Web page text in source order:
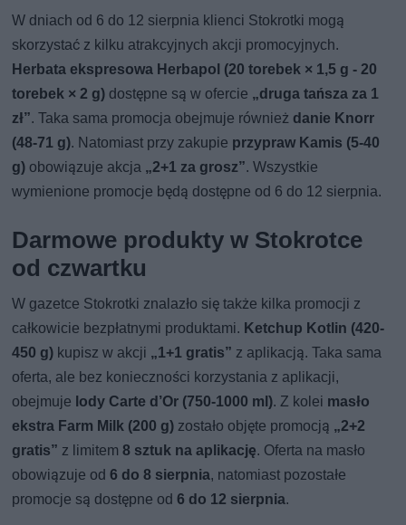
W dniach od 6 do 12 sierpnia klienci Stokrotki mogą
skorzystać z kilku atrakcyjnych akcji promocyjnych.
Herbata ekspresowa Herbapol (20 torebek × 1,5 g - 20
torebek × 2 g) dostępne są w ofercie „druga tańsza za 1
zł”. Taka sama promocja obejmuje również danie Knorr
(48-71 g). Natomiast przy zakupie przypraw Kamis (5-40
g) obowiązuje akcja „2+1 za grosz”. Wszystkie
wymienione promocje będą dostępne od 6 do 12 sierpnia.
Darmowe produkty w Stokrotce
od czwartku
W gazetce Stokrotki znalazło się także kilka promocji z
całkowicie bezpłatnymi produktami. Ketchup Kotlin (420-
450 g) kupisz w akcji „1+1 gratis” z aplikacją. Taka sama
oferta, ale bez konieczności korzystania z aplikacji,
obejmuje lody Carte d’Or (750-1000 ml). Z kolei masło
ekstra Farm Milk (200 g) zostało objęte promocją „2+2
gratis” z limitem8 sztuk na aplikację. Oferta na masło
obowiązuje od6 do 8 sierpnia, natomiast pozostałe
promocje są dostępne od6 do 12 sierpnia.